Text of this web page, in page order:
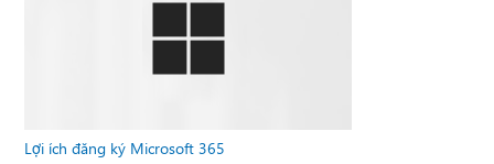
Lợi ích đăng ký Microsoft 365